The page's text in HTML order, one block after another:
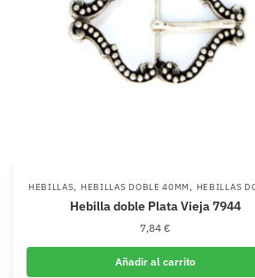
HEBILLAS, HEBILLAS DOBLE 40MM, HEBILLAS
Hebilla doble Plata Vieja 7944
7,84 €
Añadir al carrito